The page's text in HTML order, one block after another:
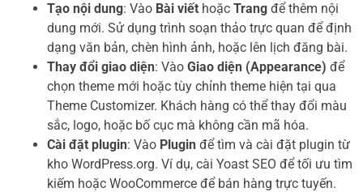
Tạo nội dung: Vào Bài viết hoặc Trang để thêm nội
dung mới. Sử dụng trình soạn thảo trực quan để định
dạng văn bản, chèn hình ảnh, hoặc lên lịch đăng bài.
Thay đổi giao diện: Vào Giao diện (Appearance) để
chọn theme mới hoặc tùy chỉnh theme hiện tại qua
Theme Customizer. Khách hàng có thể thay đổi màu
sắc, logo, hoặc bố cục mà không cần mã hóa.
Cài đặt plugin: Vào Plugin để tìm và cài đặt plugin từ
kho WordPress.org. Ví dụ, cài Yoast SEO để tối ưu tìm
kiếm hoặc WooCommerce để bán hàng trực tuyến.